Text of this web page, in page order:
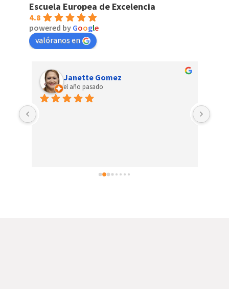
Escuela Europea de Excelencia
4.8
powered by Google
valóranos en
Janette Gomez
el año pasado